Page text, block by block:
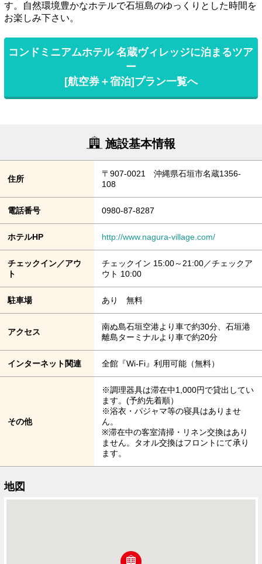
す。自然環境豊かなホテルで石垣島のゆっくりとした時間を
お楽しみ下さい。
コンドミニアムホテル 名蔵ヴィレッジに泊まるツア
ー
[航空券＋宿泊]プラン一覧へ
施設基本情報
住所
〒907-0021 沖縄県石垣市名蔵1356-
108
電話番号 0980-87-8287
ホテルHP http://www.nagura-village.com/
チェックイン／アウ
ト
チェックイン 15:00～21:00／チェックア
ウト 10:00
駐車場 あり 無料
アクセス
南ぬ島石垣空港より車で約30分、石垣港
離島ターミナルより車で約20分
インターネット関連 全館『Wi-Fi』利用可能（無料）
その他
※調理器具は滞在中1,000円で貸出してい
ます。(予約先着順）
※浴衣・パジャマ等の寝具はありませ
ん。
※滞在中の客室清掃・リネン交換はあり
ません。タオル交換はフロントにて承り
ます。
地図